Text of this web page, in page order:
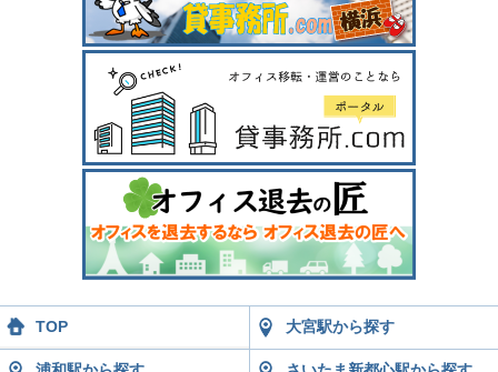
TOP 大宮駅から探す